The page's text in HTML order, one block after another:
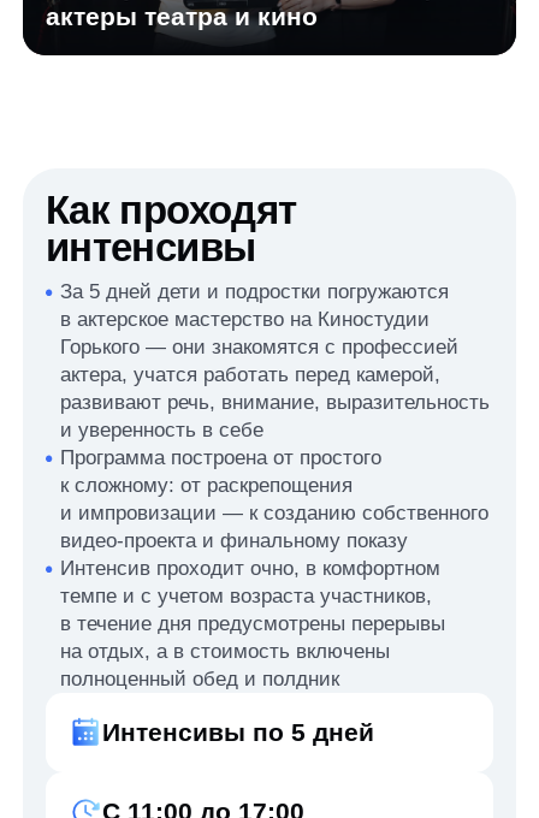
С 11:00 до 17:00
Отзывы ребят из
мастерской актеров